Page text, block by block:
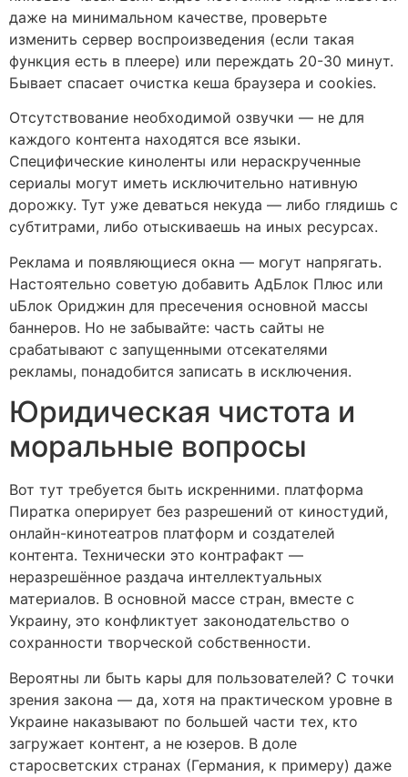
даже на минимальном качестве, проверьте
изменить сервер воспроизведения (если такая
функция есть в плеере) или переждать 20-30 минут.
Бывает спасает очистка кеша браузера и cookies.
Отсутствование необходимой озвучки — не для
каждого контента находятся все языки.
Специфические киноленты или нераскрученные
сериалы могут иметь исключительно нативную
дорожку. Тут уже деваться некуда — либо глядишь с
субтитрами, либо отыскиваешь на иных ресурсах.
Реклама и появляющиеся окна — могут напрягать.
Настоятельно советую добавить АдБлок Плюс или
uБлок Ориджин для пресечения основной массы
баннеров. Но не забывайте: часть сайты не
срабатывают с запущенными отсекателями
рекламы, понадобится записать в исключения.
Юридическая чистота и
моральные вопросы
Вот тут требуется быть искренними. платформа
Пиратка оперирует без разрешений от киностудий,
онлайн-кинотеатров платформ и создателей
контента. Технически это контрафакт —
неразрешённое раздача интеллектуальных
материалов. В основной массе стран, вместе с
Украину, это конфликтует законодательство о
сохранности творческой собственности.
Вероятны ли быть кары для пользователей? С точки
зрения закона — да, хотя на практическом уровне в
Украине наказывают по большей части тех, кто
загружает контент, а не юзеров. В доле
старосветских странах (Германия, к примеру) даже